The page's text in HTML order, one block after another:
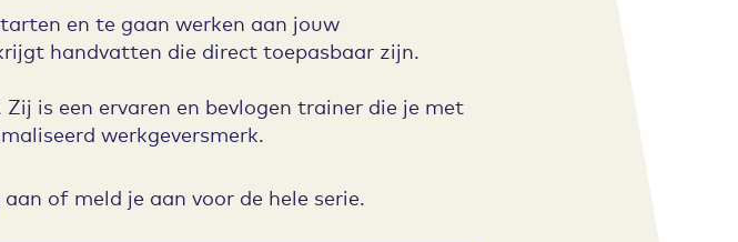
en te gaan werken aan jouw
handvatten die direct toepasbaar zijn.
Zij is een ervaren en bevlogen trainer die je met
werkgeversmerk.
of meld je aan voor de hele serie.